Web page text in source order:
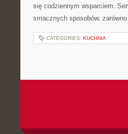
się codziennym wsparciem.
smacznych sposobów,
CATEGORIES: KUCHNIA